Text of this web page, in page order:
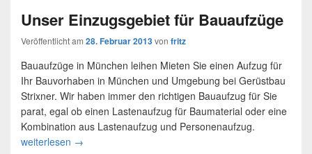
Unser Einzugsgebiet für Bauaufzüge
Veröffentlicht am 28. Februar 2013von fritz
Bauaufzüge in München leihen Mieten Sie einen Aufzug für
Ihr Bauvorhaben in München und Umgebung bei Gerüstbau
Strixner. Wir haben immer den richtigen Bauaufzug für Sie
parat, egal ob einen Lastenaufzug für Baumaterial oder eine
Kombination aus Lastenaufzug und Personenaufzug.
weiterlesen Unser Einzugsgebiet für Bauaufzüge
→